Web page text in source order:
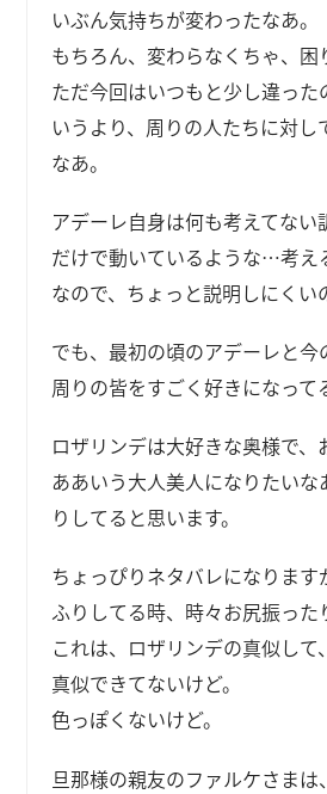
いぶん気持ちが変わったなあ。
もちろん、変わらなくちゃ、困
ただ今回はいつもと少し違っ
いうより、周りの人たちに対
なあ。
アデーレ自身は何も考えてな
だけで動いているような…考え
なので、ちょっと説明しにく
でも、最初の頃のアデーレと今
周りの皆をすごく好きになって
ロザリンデは大好きな奥様で、
ああいう大人美人になりたい
りしてると思います。
ちょっぴりネタバレになりま
ふりしてる時、時々お尻振った
これは、ロザリンデの真似し
真似できてないけど。
色っぽくないけど。
旦那様の親友のファルケさま